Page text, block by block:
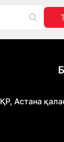
ҚР, Астана